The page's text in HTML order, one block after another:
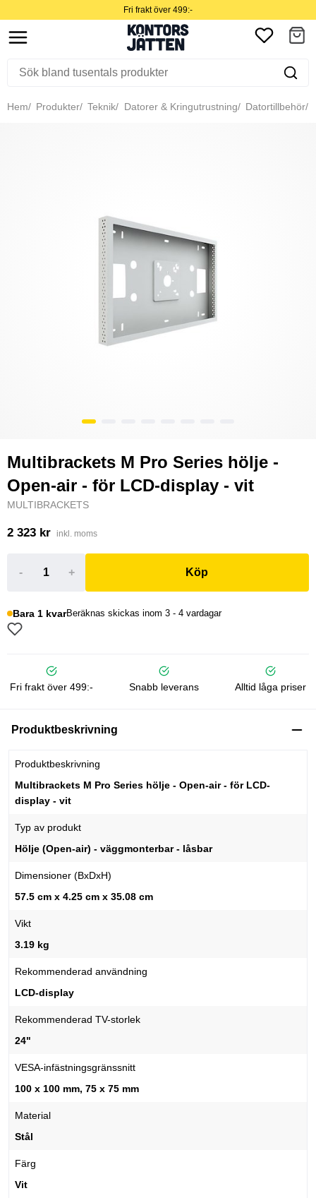
Fri frakt över 499:-
Hem Produkter Teknik Datorer & Kringutrustning Datortillbehör
Multibrackets M Pro Series hölje -
Open-air - för LCD-display - vit
MULTIBRACKETS
2 323 kr inkl. moms
- + Köp
Bara 1 kvarBeräknas skickas inom 3 - 4 vardagar
Fri frakt över 499:- Snabb leverans Alltid låga priser
Produktbeskrivning
Produktbeskrivning
Multibrackets M Pro Series hölje - Open-air - för LCD-
display - vit
Typ av produkt
Hölje (Open-air) - väggmonterbar - låsbar
Dimensioner (BxDxH)
57.5 cm x 4.25 cm x 35.08 cm
Vikt
3.19 kg
Rekommenderad användning
LCD-display
Rekommenderad TV-storlek
24"
VESA-infästningsgränssnitt
100 x 100 mm, 75 x 75 mm
Material
Stål
Färg
Vit